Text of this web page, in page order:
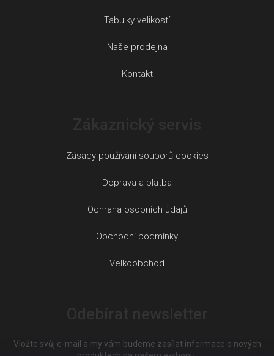
Tabulky velikostí
Naše prodejna
Kontakt
Zásady používání souborů cookies
Doprava a platba
Ochrana osobních údajů
Obchodní podmínky
Velkoobchod
Vložte svůj e-mail a my vám budeme zasílat informace o nových